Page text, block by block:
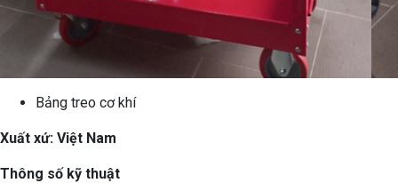
Bảng treo cơ khí
Xuất xứ: Việt Nam
Thông số kỹ thuật